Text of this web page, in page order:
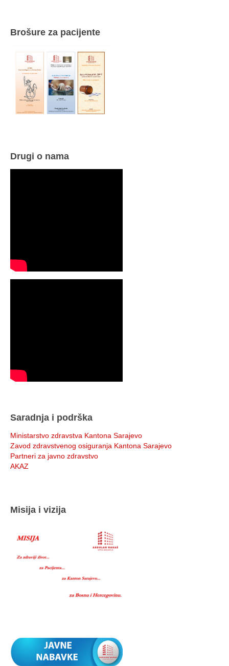
Brošure za pacijente
Drugi o nama
Saradnja i podrška
Ministarstvo zdravstva Kantona Sarajevo
Zavod zdravstvenog osiguranja Kantona Sarajevo
Partneri za javno zdravstvo
AKAZ
Misija i vizija